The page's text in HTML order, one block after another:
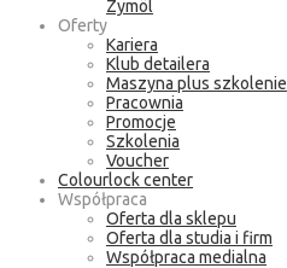
Zymöl
Oferty
Kariera
Klub detailera
Maszyna plus szkolenie
Pracownia
Promocje
Szkolenia
Voucher
Colourlock center
Współpraca
Oferta dla sklepu
Oferta dla studia i firm
Współpraca medialna